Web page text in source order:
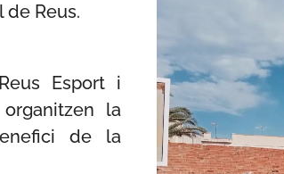
Reus.
Esport i
la
de la